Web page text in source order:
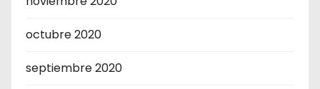
octubre 2020
septiembre 2020